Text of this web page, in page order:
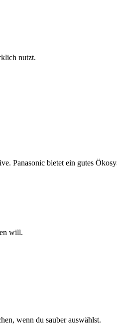
nutzt.
Panasonic bietet ein gutes
will.
wenn du sauber auswählst.